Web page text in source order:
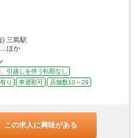
) 三島駅
…ほか
、引越しを伴う転勤なし
り 車通勤可
店舗数10～29
この求人に興味がある